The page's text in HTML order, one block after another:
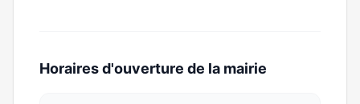
Horaires d'ouverture de la mairie